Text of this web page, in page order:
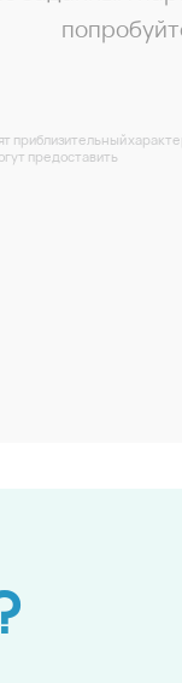
приблизительный
предоставить